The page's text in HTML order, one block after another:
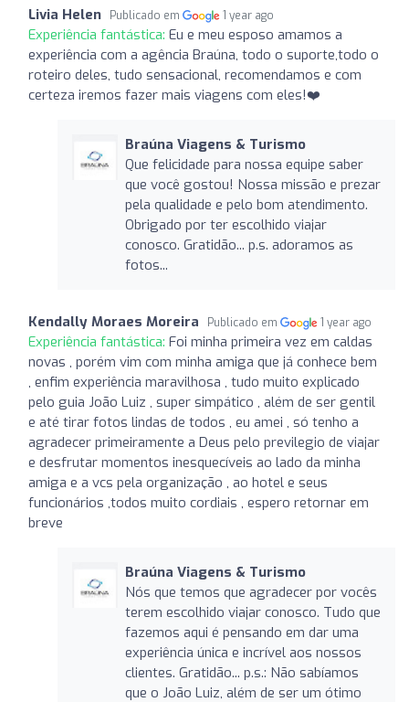
Livia Helen Publicado em 1 year ago
Experiência fantástica: Eu e meu esposo amamos a
experiência com a agência Braúna, todo o suporte,todo o
roteiro deles, tudo sensacional, recomendamos e com
certeza iremos fazer mais viagens com eles!❤️
Braúna Viagens & Turismo
Que felicidade para nossa equipe saber
que você gostou! Nossa missão e prezar
pela qualidade e pelo bom atendimento.
Obrigado por ter escolhido viajar
conosco. Gratidão... p.s. adoramos as
fotos...
Kendally Moraes Moreira Publicado em 1 year ago
Experiência fantástica: Foi minha primeira vez em caldas
novas , porém vim com minha amiga que já conhece bem
, enfim experiência maravilhosa , tudo muito explicado
pelo guia João Luiz , super simpático , além de ser gentil
e até tirar fotos lindas de todos , eu amei , só tenho a
agradecer primeiramente a Deus pelo previlegio de viajar
e desfrutar momentos inesquecíveis ao lado da minha
amiga e a vcs pela organização , ao hotel e seus
funcionários ,todos muito cordiais , espero retornar em
breve
Braúna Viagens & Turismo
Nós que temos que agradecer por vocês
terem escolhido viajar conosco. Tudo que
fazemos aqui é pensando em dar uma
experiência única e incrível aos nossos
clientes. Gratidão... p.s.: Não sabíamos
que o João Luiz, além de ser um ótimo